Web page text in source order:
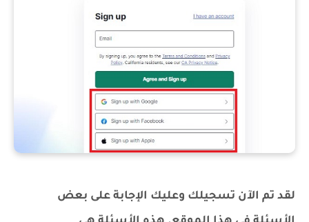
لقد تم الآن تسجيلك وعليك الإجابة على بعض